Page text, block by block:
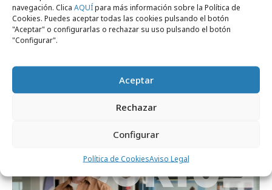
navegación. Clica AQUÍpara más información sobre la Política de
Cookies. Puedes aceptar todas las cookies pulsando el botón
"Aceptar" o configurarlas o rechazar su uso pulsando el botón
"Configurar".
Aceptar
Rechazar
Configurar
Política de CookiesAviso Legal
Lexus hace del mercado de las flores un
laboratorio creativo